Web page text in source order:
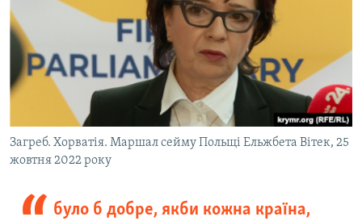
Загреб. Хорватія. Маршал сейму Польщі Ельжбета Вітек, 25
жовтня 2022 року
було б добре, якби кожна країна,